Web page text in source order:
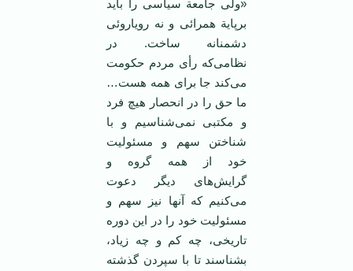
«ولی جامعة سیاسی را باید
برپایة همرائی و نه رویاروئی
دشمنانه ساخت. در
نظامی‌که رأی مردم حکومت
می‌کند جا برای همه هست…
ما حق را در انحصار هیچ فرد
و مکتبی نمی‌شناسیم و با
شناختن سهم و مسئولیت
خود از همه گروه و
گرایش‌های دیگر دعوت
می‌کنیم که آنها نیز سهم و
مسئولیت خود را در ‌این دوره
تاریخی، چه کم و چه زیاد،
بشناسند تا با سپردن گذشته